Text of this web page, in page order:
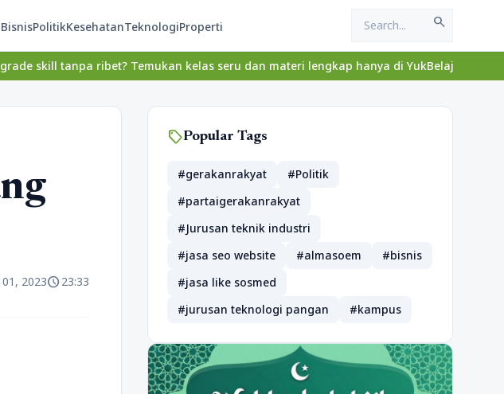
BisnisPolitikKesehatanTeknologiProperti search
ribet? Temukan kelas seru dan materi lengkap hanya di YukBelajar.com. Mulai
2023schedule23:33
sellPopular Tags
#gerakanrakyat
#Politik
#partaigerakanrakyat
#Jurusan teknik industri
#jasa seo website
#almasoem
#bisnis
#jasa like sosmed
#jurusan teknologi pangan
#kampus